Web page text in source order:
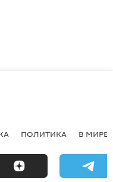
ПОЛИТИКА В МИРЕ